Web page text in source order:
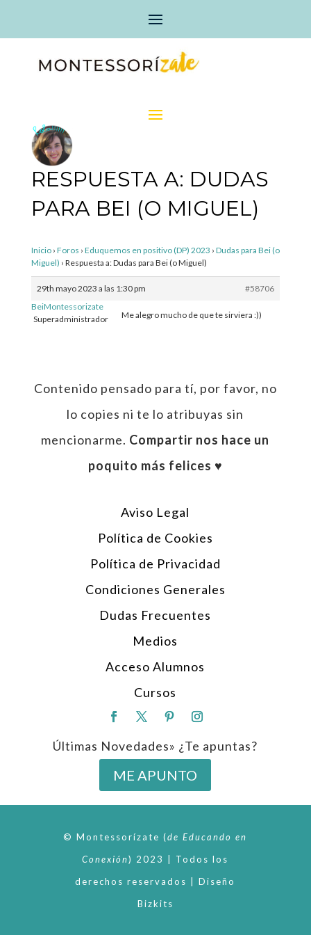
RESPUESTA A: DUDAS
PARA BEI (O MIGUEL)
Inicio › Foros › Eduquemos en positivo (DP) 2023 › Dudas para Bei (o
Miguel) › Respuesta a: Dudas para Bei (o Miguel)
29th mayo 2023 a las 1:30 pm
#58706
BeiMontessorizate
Superadministrador
Me alegro mucho de que te sirviera :))
Contenido pensado para tí, por favor, no
lo copies ni te lo atribuyas sin
mencionarme. Compartir nos hace un
poquito más felices ♥︎
Aviso Legal
Política de Cookies
Política de Privacidad
Condiciones Generales
Dudas Frecuentes
Medios
Acceso Alumnos
Cursos
Últimas Novedades» ¿Te apuntas?
ME APUNTO
© Montessorízate(de Educando en
Conexión) 2023 | Todos los
derechos reservados | Diseño
Bizkits